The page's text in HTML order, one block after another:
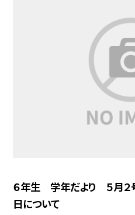
６年生 学年だより ５月
日について